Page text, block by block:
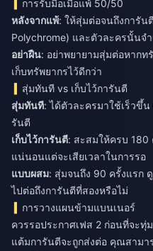
การรับมือเมื่อแพ้ 50/50
หลังจากแพ้: ให้สุ่มต่อจนถึงการั
Polychrome) และตัวละครนั้นจ
อย่าฝืน: อย่าพยายามสุ่มต่อหากท
เก็บทรัพยากรไว้ดีกว่า
สุ่มทันที vs เก็บไว้การันตี
สุ่มทันที: ได้ตัวละครมาใช้เร็วขึ้
รันตี
เก็บไว้การันตี: สะสมให้ครบ 180
แน่นอนแต่จะเสียเวลาในการรอ
แบบผสม: สุ่มจนถึง 90 ครั้งแรก
ไปต่อถึงการันตีที่สองหรือไม่
การวางแผนข้ามแบนเนอร์
ควรรอประกาศเฟส 2 ก่อนที่จะทุ่
แต้มการันตีจะถูกส่งต่อ คุณสามา